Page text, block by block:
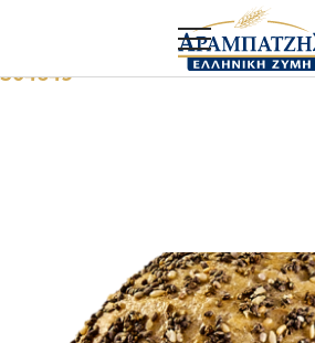
Μίνι κουβέρ δημητριακών
304649